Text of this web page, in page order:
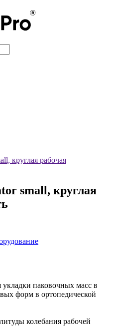
круглая рабочая
small, круглая
паковочных масс в
форм в ортопедической
колебания рабочей